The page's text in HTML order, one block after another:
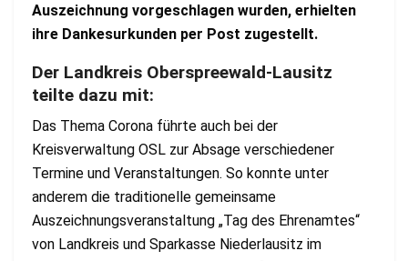
Auszeichnung vorgeschlagen wurden, erhielten
ihre Dankesurkunden per Post zugestellt.
Der Landkreis Oberspreewald-Lausitz
teilte dazu mit:
Das Thema Corona führte auch bei der
Kreisverwaltung OSL zur Absage verschiedener
Termine und Veranstaltungen. So konnte unter
anderem die traditionelle gemeinsame
Auszeichnungsveranstaltung „Tag des Ehrenamtes“
von Landkreis und Sparkasse Niederlausitz im